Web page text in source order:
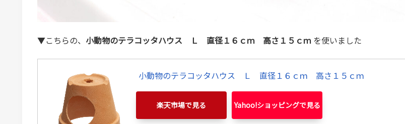
▼こちらの、 小動物のテラコッタハウス Ｌ 直径１６ｃｍ 高さ１５ｃｍ を使いました
小動物のテラコッタハウス Ｌ 直径１６ｃｍ 高さ１５ｃｍ
楽天市場 Yahoo!ショッピング